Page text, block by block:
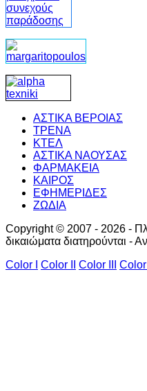
ΑΣΤΙΚΑ ΒΕΡΟΙΑΣ
ΤΡΕΝΑ
ΚΤΕΛ
ΑΣΤΙΚΑ ΝΑΟΥΣΑΣ
ΦΑΡΜΑΚΕΙΑ
ΚΑΙΡΟΣ
ΕΦΗΜΕΡΙΔΕΣ
ΖΩΔΙΑ
Copyright © 2007 - 2026 -
δικαιώματα διατηρούνται -
Color I
Color II Color III